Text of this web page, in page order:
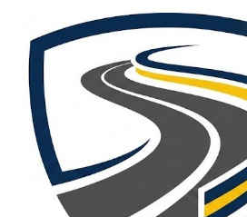
Skip
content